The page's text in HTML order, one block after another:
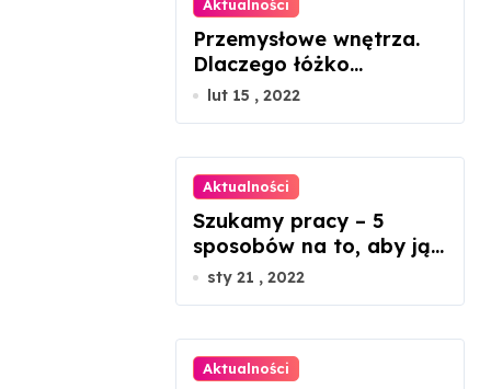
Aktualności
Przemysłowe wnętrza.
Dlaczego łóżko
metalowe będzie
lut 15 , 2022
Aktualności
Szukamy pracy – 5
sposobów na to, aby ją
znaleźć
sty 21 , 2022
Aktualności